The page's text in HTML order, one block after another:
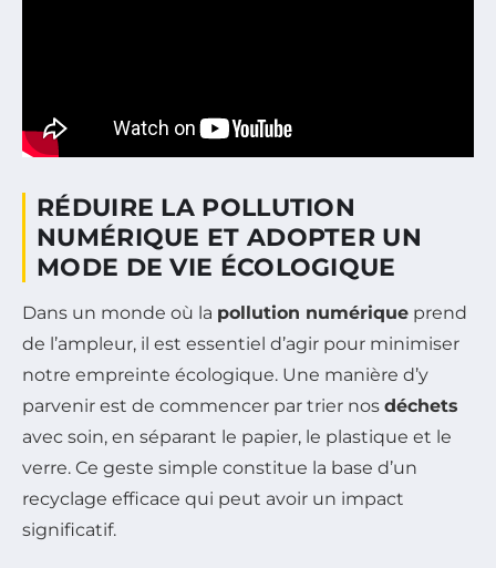
RÉDUIRE LA POLLUTION
NUMÉRIQUE ET ADOPTER UN
MODE DE VIE ÉCOLOGIQUE
Dans un monde où la pollution numérique prend
de l’ampleur, il est essentiel d’agir pour minimiser
notre empreinte écologique. Une manière d’y
parvenir est de commencer par trier nos déchets
avec soin, en séparant le papier, le plastique et le
verre. Ce geste simple constitue la base d’un
recyclage efficace qui peut avoir un impact
significatif.